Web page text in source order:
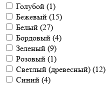
Голубой (1)
Бежевый (15)
Белый (27)
Бордовый (4)
Зеленый (9)
Розовый (1)
Светлый (древесный) (12)
Синий (4)